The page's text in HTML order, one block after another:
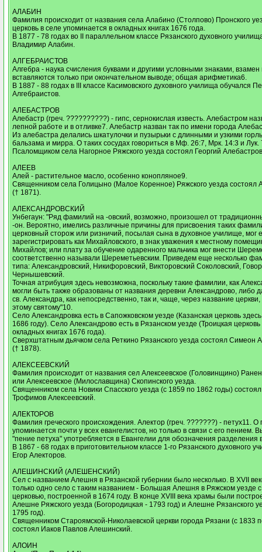
АЛАБИН
Фамилия происходит от названия села Алабино (Столпово) Пронского
церковь в селе упоминается в окладных книгах 1676 года.
В 1877 - 78 годах во II параллельном классе Рязанского духовного
Владимир Алабин.
АЛГЕБРАИСТОВ
Алгебра - наука счисления буквами и другими условными знаками,
вставляются только при окончательном выводе; общая арифметика6.
В 1887 - 88 годах в III классе Касимовского духовного училища обучался
Алгебраистов.
АЛЕБАСТРОВ
Алебастр (греч. ??????????) - гипс, сернокислая известь. Алебастром
лепной работе и в отливке7. Алебастр назван так по имени города
Из алебастра делались шкатулочки и пузырьки с длинными и узкими
бальзама и мирра. О таких сосудах говориться в Мф. 26:7, Мрк. 14:3 и Лук.
Псаломщиком села Нагорное Ряжского уезда состоял Георгий
АЛЕЕВ
Алей - растительное масло, особенно конопляное9.
Священником села Голицыно (Малое Коренное) Ряжского уезда состоял
(† 1871).
АЛЕКСАНДРОВСКИЙ
Унбегаун: "Ряд фамилий на -овский, возможно, произошел от
-он. Вероятно, имелись различные причины для присвоения таких
церковный сторож или ризничий, посылая сына в духовное училище, мог
зарегистрировать как Михайловского, в знак уважения к местному
Михайлов; или плату за обучение одаренного мальчика мог внести
соответственно называли Шереметьевским. Приведем еще несколько
типа: Александровский, Никифоровский, Викторовский Соколовский,
Чернышевский.
Точная атрибуция здесь невозможна, поскольку такие фамилии, как
могли быть также образованы от названия деревни Александрово, либо
св. Александра, как непосредственно, так и, чаще, через название
этому святому"10.
Село Александровка есть в Сапожковском уезде (Казанская церковь
1686 году). Село Александрово есть в Рязанском уезде (Троицкая
окладных книгах 1676 года).
Сверхштатным дьячком села Реткино Рязанского уезда состоял Симеон
(† 1878).
АЛЕКСЕЕВСКИЙ
Фамилия происходит от названия сел Алексеевское (Головинщино)
или Алексеевское (Милославщина) Скопинского уезда.
Священником села Новики Спасского уезда (с 1859 по 1862 годы)
Трофимов Алексеевский.
АЛЕКТОРОВ
Фамилия греческого происхождения. Алектор (греч. ???????) - петух11. О
упоминается почти у всех евангелистов, но только в связи с его пением.
"пение петуха" употребляется в Евангелии для обозначения разделения
В 1867 - 68 годах в приготовительном классе 1-го Рязанского духовного
Егор Алекторов.
АЛЕШИНСКИЙ (АЛЕШЕНСКИЙ)
Сел с названием Алешня в Рязанской губернии было несколько. В XVII
только одно село с таким названием - Большая Алешня в Ряжском уезде
церковью, построенной в 1674 году. В конце XVIII века храмы были
Алешне Ряжского уезда (Богородицкая - 1793 год) и Алешне Рязанского
1795 год).
Священником Староямской-Николаевской церкви города Рязани (с 1833
состоял Иаков Павлов Алешинский.
АЛОИН